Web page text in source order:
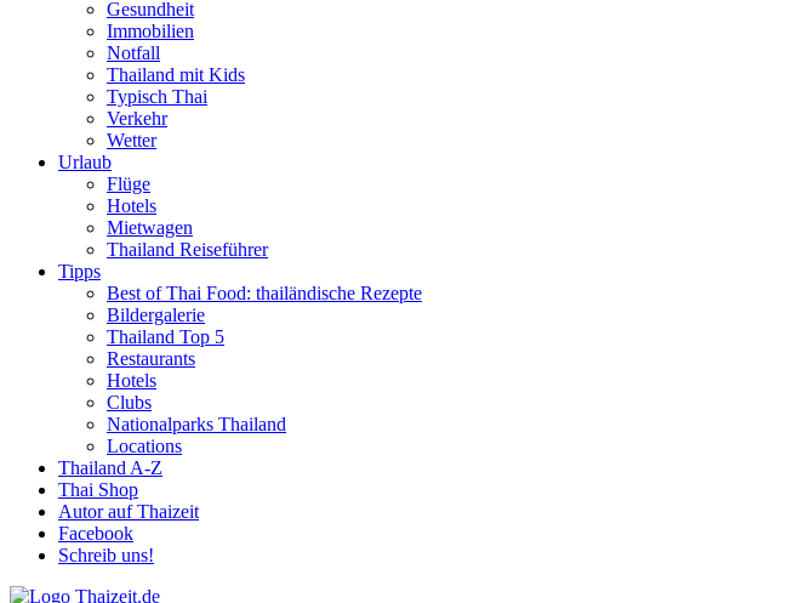
Gesundheit
Immobilien
Notfall
Thailand mit Kids
Typisch Thai
Verkehr
Wetter
Urlaub
Flüge
Hotels
Mietwagen
Thailand Reiseführer
Tipps
Best of Thai Food: thailändische Rezepte
Bildergalerie
Thailand Top 5
Restaurants
Hotels
Clubs
Nationalparks Thailand
Locations
Thailand A-Z
Thai Shop
Autor auf Thaizeit
Facebook
Schreib uns!